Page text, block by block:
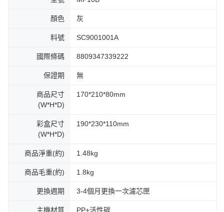
顏色 灰
料號 SC9001001A
國際條碼 8809347339222
保證期 無
商品尺寸
(W*H*D)
170*210*80mm
彩盒尺寸
(W*H*D)
190*230*110mm
商品淨重(約) 1.48kg
商品毛重(約) 1.8kg
更換週期 3-4個月更換一次濾芯匣
主機材質 PP+活性碳